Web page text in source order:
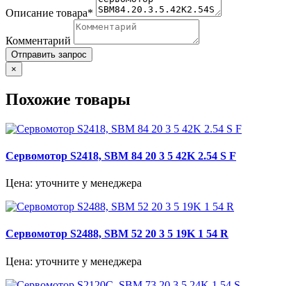
Описание товара*
Комментарий
Отправить запрос
×
Похожие товары
Сервомотор S2418, SBM 84 20 3 5 42K 2.54 S F
Цена: уточните у менеджера
Сервомотор S2488, SBM 52 20 3 5 19K 1 54 R
Цена: уточните у менеджера